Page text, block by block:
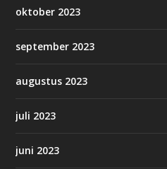
oktober 2023
september 2023
augustus 2023
juli 2023
juni 2023